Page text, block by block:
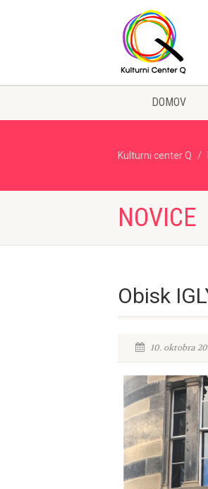
DOMOV
Kulturni center Q
NOVICE
Obisk
10. oktobra